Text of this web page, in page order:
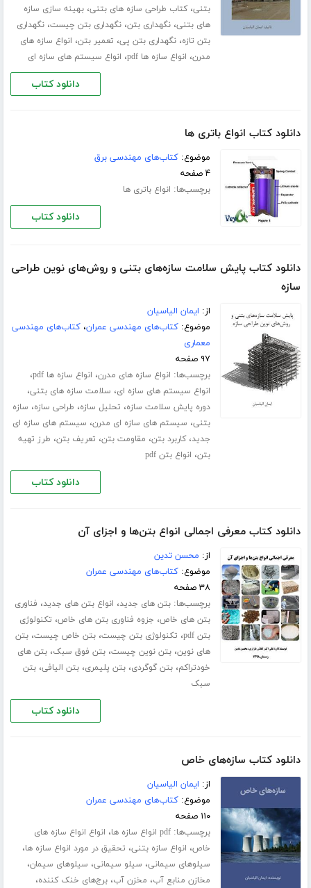
بتنی،کتاب طراحی سازه های بتنی،بهینه سازی سازه
های بتنی،نگهداری بتن،نگهداری بتن چیست،نگهداری
بتن تازه،نگهداری بتن پی، تعمیر بتن، انواع سازه های
مدرن، انواع سازه ها pdf ، انواع سیستم های سازه ای
دانلود کتاب
دانلود کتاب انواع باتری ها
موضوع:کتاب‌های مهندسی برق
۴ صفحه
برچسب‌ها: انواع باتری ها
دانلود کتاب
دانلود کتاب پایش سلامت سازه‌های بتنی و روش‌های نوین طراحی
سازه
از: ایمان الیاسیان
موضوع:کتاب‌های مهندسی عمران،کتاب‌های مهندسی
معماری
۹۷ صفحه
برچسب‌ها: انواع سازه های مدرن، انواع سازه ها pdf ،
انواع سیستم های سازه ای، سلامت سازه های بتنی،
دوره پایش سلامت سازه، تحلیل سازه، طراحی سازه، سازه
بتنی، سیستم های سازه ای مدرن، سیستم های سازه ای
جدید،کاربرد بتن، مقاومت بتن، تعریف بتن، طرز تهیه
بتن، انواع بتن pdf
دانلود کتاب
دانلود کتاب معرفی اجمالی انواع بتن‌ها و اجزای آن
از: محسن تدین
موضوع:کتاب‌های مهندسی عمران
۳۸ صفحه
برچسب‌ها:بتن های جدید، انواع بتن های جدید، فناوری
بتن های خاص، جزوه فناوری بتن های خاص، تکنولوژی
بتن pdf
، تکنولوژی بتن چیست،بتن خاص چیست،بتن
های نوین،بتن نوین چیست،بتن فوق سبک،بتن های
خودتراکم،بتن گوگردی،بتن پلیمری،بتن الیافی،بتن
سبک
دانلود کتاب
دانلود کتاب سازه‌های خاص
از: ایمان الیاسیان
موضوع:کتاب‌های مهندسی عمران
۱۱۰ صفحه
برچسب‌ها:pdf انواع سازه ها ، انواع انواع سازه های
خاص، انواع سازه بتنی، تحقیق در مورد انواع سازه ها،
سیلوهای سیمانی، سیلو سیمانی، سیلوهای سیمان،
مخازن منابع آب، مخزن آب،برج‌های خنک کننده،